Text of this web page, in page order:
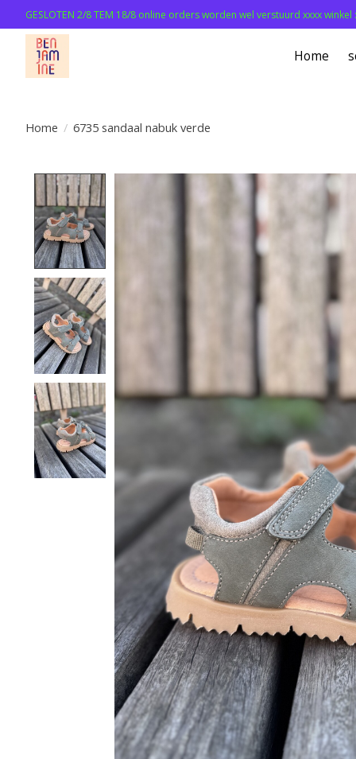
GESLOTEN 2/8 TEM 18/8 online orders worden wel verstuurd xxxx
Home
Home / 6735 sandaal nabuk verde
Product image slideshow Items